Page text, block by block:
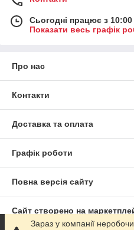
Сьогодні працює з
Показати весь графік
Про нас
Контакти
Доставка та оплата
Графік роботи
Повна версія сайту
Сайт створено на
Зараз у компанії